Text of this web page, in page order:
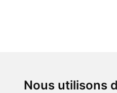
Nous utilisons